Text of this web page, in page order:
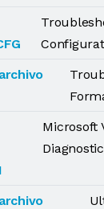
Microsoft